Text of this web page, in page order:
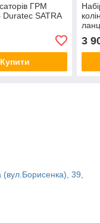
ГРМ
Duratec SATRA
Купити
3
(вул.Борисенка), 39,